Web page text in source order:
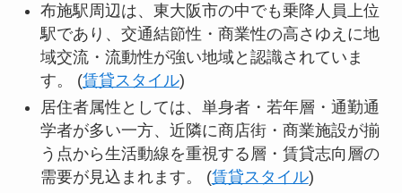
布施駅周辺は、東大阪市の中でも乗降人員上位
駅であり、交通結節性・商業性の高さゆえに地
域交流・流動性が強い地域と認識されていま
す。 (賃貸スタイル)
居住者属性としては、単身者・若年層・通勤通
学者が多い一方、近隣に商店街・商業施設が揃
う点から生活動線を重視する層・賃貸志向層の
需要が見込まれます。 (賃貸スタイル)